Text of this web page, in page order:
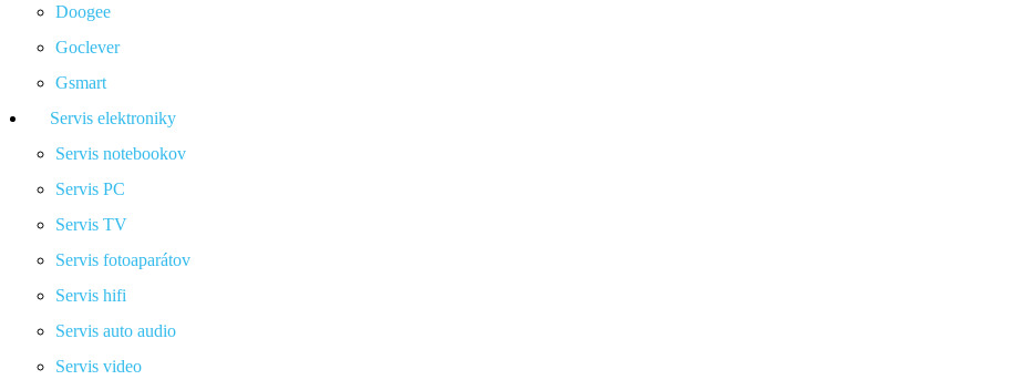
Doogee
Goclever
Gsmart
Servis elektroniky
Servis notebookov
Servis PC
Servis TV
Servis fotoaparátov
Servis hifi
Servis auto audio
Servis video